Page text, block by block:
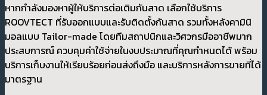
หากกำลังมองหาผู้ให้บริการต่อเติมกันสาด เลือกใช้บริการ
ROOVTECT ที่รับออกแบบและรับติดตั้งกันสาด รวมทั้งหลังคามินิ
มอลแบบ Tailor-made โดยทีมสถาปนิกและวิศวกรมืออาชีพมาก
ประสบการณ์ ควบคุมค่าใช้จ่ายในงบประมาณที่คุณกำหนดได้ พร้อม
บริการเก็บงานให้เรียบร้อยก่อนส่งถึงมือ และบริการหลังการขายที่ได้
มาตรฐาน